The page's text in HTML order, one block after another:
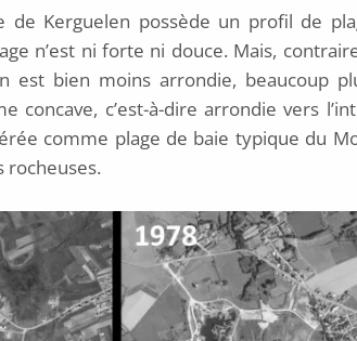
de Kerguelen possède un profil de
n’est ni forte ni douce. Mais,
est bien moins arrondie, beaucoup
concave, c’est-à-dire arrondie vers
comme plage de baie typique du
rocheuses.